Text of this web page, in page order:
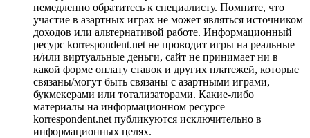
немедленно обратитесь к специалисту. Помните, что
участие в азартных играх не может являться источником
доходов или альтернативой работе. Информационный
ресурс korrespondent.net не проводит игры на реальные
и/или виртуальные деньги, сайт не принимает ни в
какой форме оплату ставок и других платежей, которые
связаны/могут быть связаны с азартными играми,
букмекерами или тотализаторами. Какие-либо
материалы на информационном ресурсе
korrespondent.net публикуются исключительно в
информационных целях.